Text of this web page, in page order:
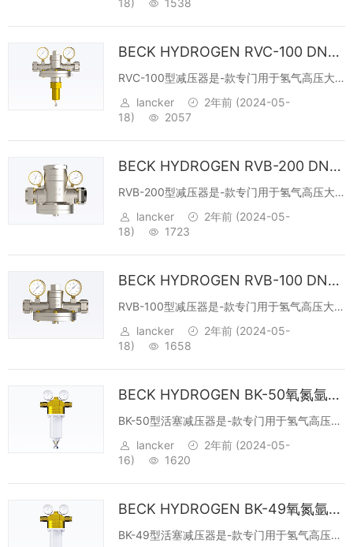
压隔离板，将输出压力中的动压中惯性冲击进
18)
1538
BECK HYDROGEN RVC-100 DN25膜片式中压减压阀
RVC-100型减压器是-款专门用于氢气高压大
流量输出应用场合的产品，创造性的采用了动
压隔离板，将输出压力中的动压中惯性冲击进
lancker 2年前 (2024-05-
18)
2057
BECK HYDROGEN RVB-200 DN50膜片式二级减压阀
RVB-200型减压器是-款专门用于氢气高压大
流量输出应用场合的产品，创造性的采用了动
压隔离板，将输出压力中的动压中惯性冲击进
lancker 2年前 (2024-05-
18)
1723
BECK HYDROGEN RVB-100 DN25膜片式二级减压阀
RVB-100型减压器是-款专门用于氢气高压大流
量输出应用场合的产品，创造性的采用了动压
隔离板，将输出压力中的动压中惯性冲击进行
lancker 2年前 (2024-05-
18)
1658
BECK HYDROGEN BK-50氧氮氩氢氦大流量活塞式减压阀
BK-50型活塞减压器是-款专门用于氢气高压大
流量输出应用场合的产品，创造性的采用了动
压隔离板，将输出压力中的动压中惯性冲击进
lancker 2年前 (2024-05-
16)
1620
BECK HYDROGEN BK-49氧氮氩氢氦大流量活塞式减压阀
BK-49型活塞减压器是-款专门用于氢气高压大